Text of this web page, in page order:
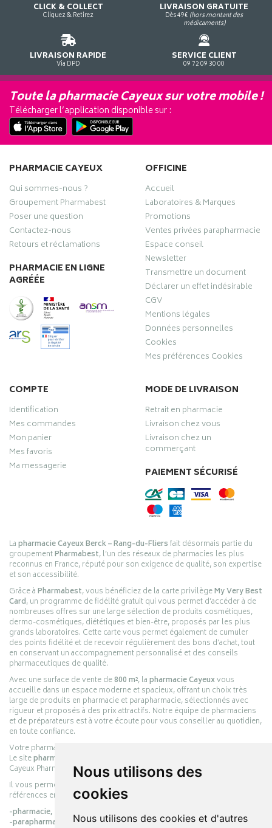
Nous utilisons des
cookies
Nous utilisons des cookies et d'autres
CLICK & COLLECT
Cliquez & Retirez
LIVRAISON GRATUITE
Dès 49€ (hors montant des
médicaments)
LIVRAISON RAPIDE
Via DPD
SERVICE CLIENT
09 72 09 30 00
Toute la pharmacie Cayeux sur votre mobile !
Télécharger l’application disponible sur :
PHARMACIE CAYEUX
Qui sommes-nous ?
Groupement Pharmabest
Poser une question
Contactez-nous
Retours et réclamations
PHARMACIE EN LIGNE
AGRÉÉE
OFFICINE
Accueil
Laboratoires & Marques
Promotions
Ventes privées parapharmacie
Espace conseil
Newsletter
Transmettre un document
Déclarer un effet indésirable
CGV
Mentions légales
Données personnelles
Cookies
Mes préférences Cookies
COMPTE
Identification
Mes commandes
Mon panier
Mes favoris
Ma messagerie
MODE DE LIVRAISON
Retrait en pharmacie
Livraison chez vous
Livraison chez un
commerçant
PAIEMENT SÉCURISÉ
Lapharmacie Cayeux Berck – Rang-du-Fliersfait désormais partie du
groupementPharmabest, l’un des réseaux de pharmacies les plus
reconnus en France, réputé pour son exigence de qualité, son expertise
et son accessibilité.
Grâce àPharmabest, vous bénéficiez de la carte privilègeMy Very Best
Card, un programme de fidélité gratuit qui vous permet d’accéder à de
nombreuses offres sur une large sélection de produits cosmétiques,
dermo-cosmétiques, diététiques et bien-être, proposés par les plus
grands laboratoires. Cette carte vous permet également de cumuler
des points fidélité et de recevoir régulièrement des bons d’achat, tout
en conservant un accompagnement personnalisé et des conseils
pharmaceutiques de qualité.
Avec une surface de vente de800 m², lapharmacie Cayeuxvous
accueille dans un espace moderne et spacieux, offrant un choix très
large de produits en pharmacie et parapharmacie, sélectionnés avec
rigueur et proposés à des prix attractifs. Notre équipe de pharmaciens
et de préparateurs est à votre écoute pour vous conseiller au quotidien,
en toute confiance.
Votre pharmacie en ligne :
Le sitepharmacie-cayeux.fr
Cayeux Pharmabest Berck-sur-Mer – Rang-du-Fliers.
Il vous permet de réaliser vos achats en ligne parmi des milliers de
références en :
-pharmacie,
-parapharmacie,